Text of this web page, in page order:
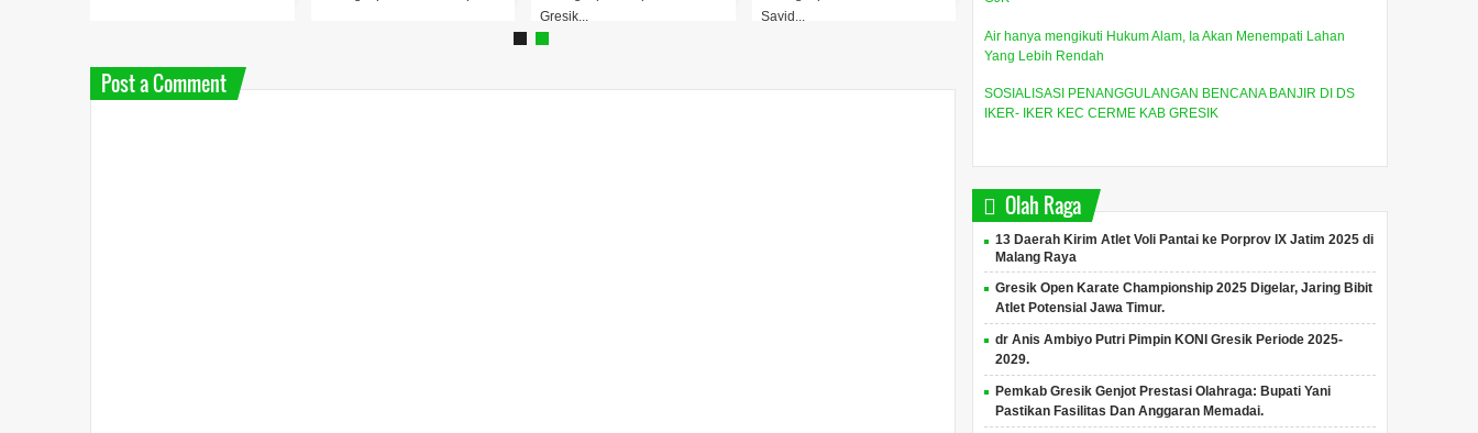
Gresik...
Sayid...
Post a Comment
Air hanya mengikuti Hukum Alam, Ia Akan Menempati Lahan
Yang Lebih Rendah
SOSIALISASI PENANGGULANGAN BENCANA BANJIR DI DS
IKER- IKER KEC CERME KAB GRESIK
Olah Raga
13 Daerah Kirim Atlet Voli Pantai ke Porprov IX Jatim 2025 di
Malang Raya
Gresik Open Karate Championship 2025 Digelar, Jaring Bibit
Atlet Potensial Jawa Timur.
dr Anis Ambiyo Putri Pimpin KONI Gresik Periode 2025-
2029.
Pemkab Gresik Genjot Prestasi Olahraga: Bupati Yani
Pastikan Fasilitas Dan Anggaran Memadai.